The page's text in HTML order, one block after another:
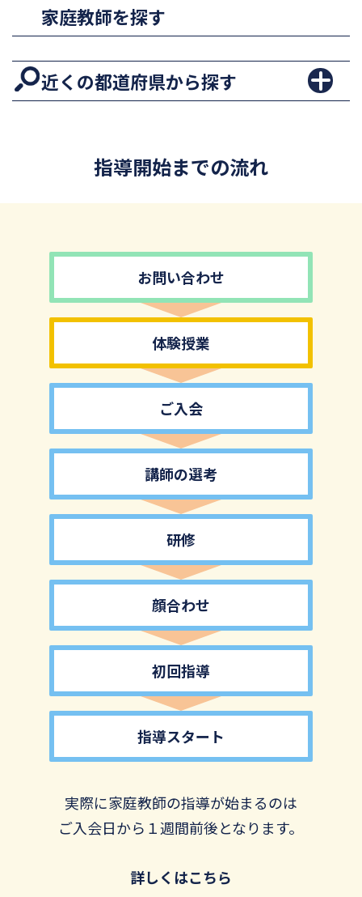
家庭教師を探す
近くの都道府県から探す
指導開始までの流れ
お問い合わせ
体験授業
ご入会
講師の選考
研修
顔合わせ
初回指導
指導スタート
実際に家庭教師の指導が始まるのは
ご入会日から１週間前後となります。
詳しくはこちら